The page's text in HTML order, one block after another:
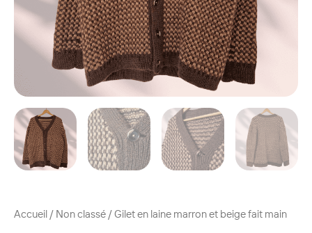
Accueil / Non classé / Gilet en laine marron et beige fait main